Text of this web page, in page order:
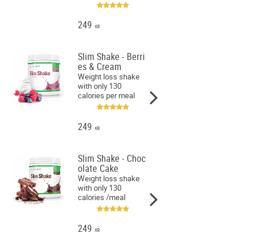
249 KR
Slim Shake - Berri
es & Cream
Weight loss shake
with only 130
calories per meal
249 KR
Slim Shake - Choc
olate Cake
Weight loss shake
with only 130
calories /meal
249 KR